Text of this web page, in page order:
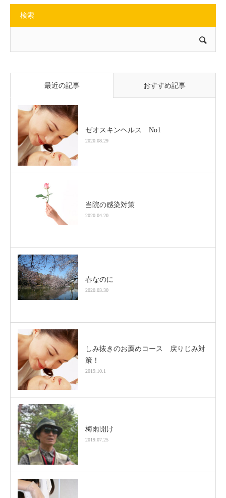
検索
最近の記事 おすすめ記事
ゼオスキンヘルス No1
2020.08.29
当院の感染対策
2020.04.20
春なのに
2020.03.30
しみ抜きのお薦めコース 戻りじみ対
策！
2019.10.1
梅雨開け
2019.07.25